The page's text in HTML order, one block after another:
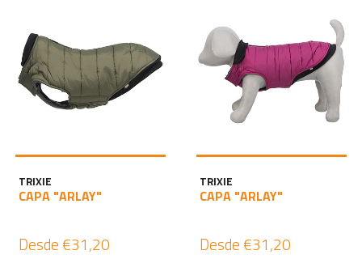
TRIXIE
CAPA "ARLAY"
Desde €31,20
TRIXIE
CAPA "ARLAY"
Desde €31,20